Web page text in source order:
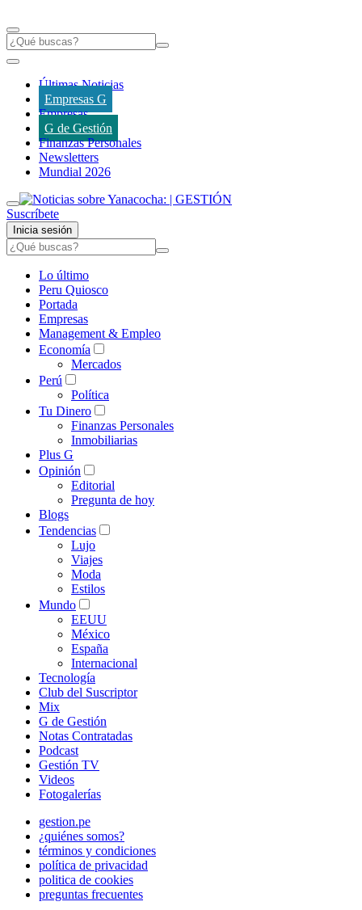
Últimas Noticias
Empresas G
Empresas
G de Gestión
Finanzas Personales
Newsletters
Mundial 2026
Suscríbete
Inicia sesión
Lo último
Peru Quiosco
Portada
Empresas
Management & Empleo
Economía
Mercados
Perú
Política
Tu Dinero
Finanzas Personales
Inmobiliarias
Plus G
Opinión
Editorial
Pregunta de hoy
Blogs
Tendencias
Lujo
Viajes
Moda
Estilos
Mundo
EEUU
México
España
Internacional
Tecnología
Club del Suscriptor
Mix
G de Gestión
Notas Contratadas
Podcast
Gestión TV
Videos
Fotogalerías
gestion.pe
¿quiénes somos?
términos y condiciones
política de privacidad
politica de cookies
preguntas frecuentes